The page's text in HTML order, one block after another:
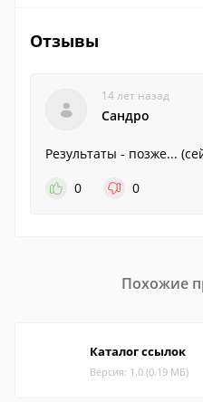
Отзывы
14 лет назад
Сандро
Результаты - позже...
0
0
Похожие
Каталог ссылок
Версия: 1.0 (0.19 МБ)